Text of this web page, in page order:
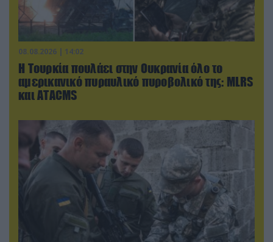
08.08.2026 | 14:02
Η Τουρκία πουλάει στην Ουκρανία όλο το
αμερικανικό πυραυλικό πυροβολικό της: MLRS
και ΑΤΑCMS